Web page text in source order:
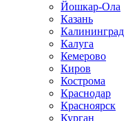
Йошкар-Ола
Казань
Калининград
Калуга
Кемерово
Киров
Кострома
Краснодар
Красноярск
Курган